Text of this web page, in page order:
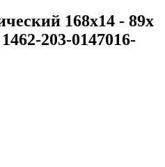
168х14 - 89х
203-0147016-